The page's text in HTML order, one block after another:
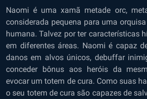
Naomi é uma xamã metade orc,
considerada pequena para uma
humana. Talvez por ter características
em diferentes áreas. Naomi é capaz
danos em alvos únicos, debuffar
conceder bônus aos heróis da
evocar um totem de cura. Como suas
o seu totem de cura são capazes de